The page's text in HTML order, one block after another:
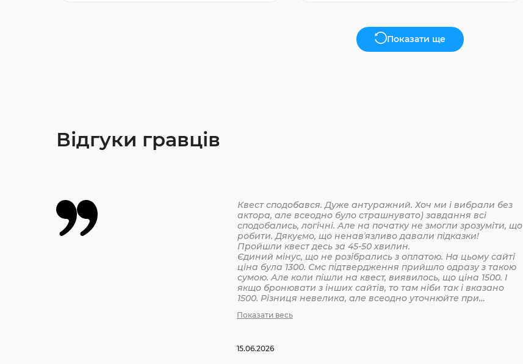
Показати ще
Відгуки гравців
Квест сподобався. Дуже антуражний. Хоч ми і вибрали без
актора, але всеодно було страшнувато) завдання всі
сподобались, логічні. Але на початку не змогли зрозуміти, що
робити. Дякуємо, що ненавʼязливо давали підказки!
Пройшли квест десь за 45-50 хвилин.
Єдиний мінус, що не розібрались з оплатою. На цьому сайті
ціна була 1300. Смс підтвердження прийшло одразу з такою
сумою. Але коли пішли на квест, виявилось, що ціна 1500. І
якщо бронювати з інших сайтів, то там ніби так і вказано
1500. Різниця невелика, але всеодно уточнюйте при
Показати весь
15.06.2026